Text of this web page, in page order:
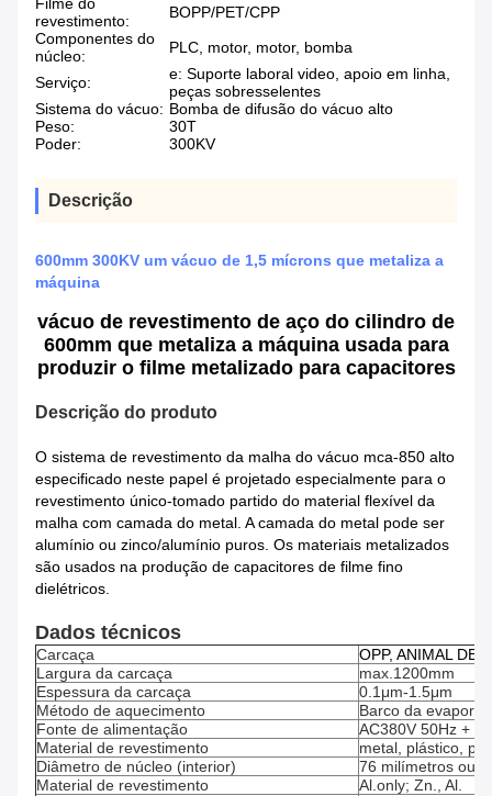
Filme do
revestimento:
BOPP/PET/CPP
Componentes do
núcleo:
PLC, motor, motor, bomba
Serviço:
e: Suporte laboral video, apoio em linha,
peças sobresselentes
Sistema do vácuo: Bomba de difusão do vácuo alto
Peso:
30T
Poder:
300KV
Descrição
600mm 300KV um vácuo de 1,5 mícrons que metaliza a
máquina
vácuo de revestimento de aço do cilindro de
600mm que metaliza a máquina usada para
produzir o filme metalizado para capacitores
Descrição do produto
O sistema de revestimento da malha do vácuo mca-850 alto
especificado neste papel é projetado especialmente para o
revestimento único-tomado partido do material flexível da
malha com camada do metal. A camada do metal pode ser
alumínio ou zinco/alumínio puros. Os materiais metalizados
são usados na produção de capacitores de filme fino
dielétricos.
Dados técnicos
Carcaça
OPP, ANIMAL DE
Largura da carcaça
max.1200mm
Espessura da carcaça
0.1μm-1.5μm
Método de aquecimento
Barco da
Fonte de alimentação
AC380V 50Hz +
Material de revestimento
metal, plástico,
Diâmetro de núcleo (interior)
76 milímetros ou
Material de revestimento
Al.only; Zn., Al.